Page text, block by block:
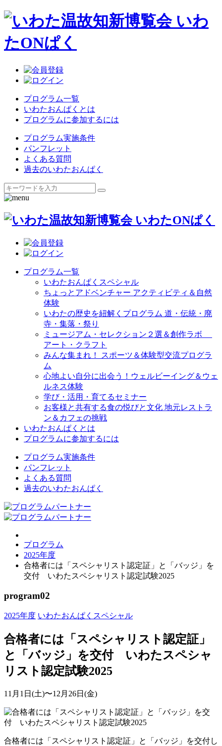
プログラム一覧
いわたおんぱくとは
プログラムに参加するには
プログラム実施条件
パンフレット
よくある質問
過去のいわたおんぱく
プログラム一覧
いわたおんぱくスペシャル
ちょっとアドベンチャー アクティビティ＆自然
体験
いわたの歴史を紐解くプログラム 道・伝統・廃
寺・集落・祭り
ミュージアム・セレクション２選＆創作ラボ
アート・クラフト
みんな集まれ！ スポーツ＆体験型交流プログラ
ム
心地よい自分に出会う！ウェルビーイング＆ウェ
ルネス体験
学び・活用・育てるセミナー
お客様と共有する食の悦びと文化 地元レストラ
ン＆カフェの挑戦
いわたおんぱくとは
プログラムに参加するには
プログラム実施条件
パンフレット
よくある質問
過去のいわたおんぱく
プログラム
2025年度
合格者には「スペシャリスト認定証」と「バッジ」を
交付 いわたスペシャリスト認定試験2025
program02
2025年度 いわたおんぱくスペシャル
合格者には「スペシャリスト認定証」
と「バッジ」を交付 いわたスペシャ
リスト認定試験2025
11月1日(土)〜12月26日(金)
合格者には「スペシャリスト認定証」と「バッジ」を交付し